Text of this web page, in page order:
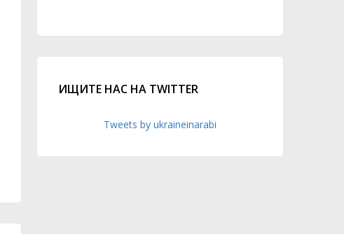
ИЩИТЕ НАС НА TWITTER
Tweets by ukraineinarabi